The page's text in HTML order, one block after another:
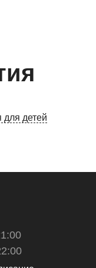
для детей